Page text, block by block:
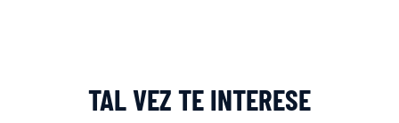
TAL VEZ TE INTERESE